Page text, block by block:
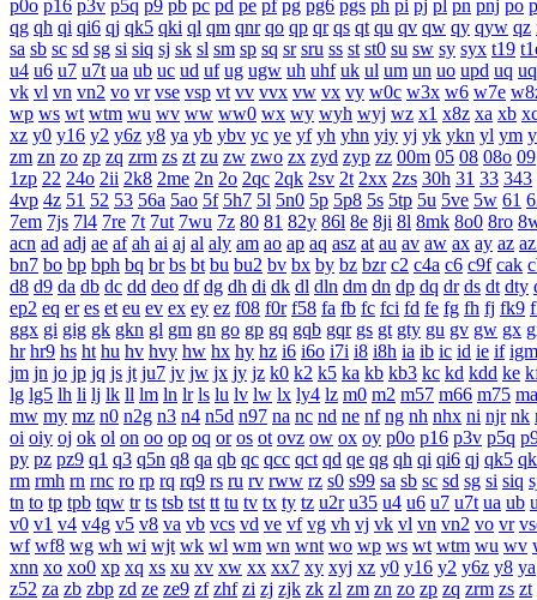
p0o p16 p3v p5q p9 pb pc pd pe pf pg pg6 pgs ph pi pj pl pn pnj po
qg qh qi qi6 qj qk5 qki ql qm qnr qo qp qr qs qt qu qv qw qy qyw qz
sa sb sc sd sg si siq sj sk sl sm sp sq sr sru ss st st0 su sw sy syx t19
u4 u6 u7 u7t ua ub uc ud uf ug ugw uh uhf uk ul um un uo upd uq
vk vl vn vn2 vo vr vse vsp vt vv vvx vw vx vy w0c w3x w6 w7e
wp ws wt wtm wu wv ww ww0 wx wy wyh wyj wz x1 x8z xa xb
xz y0 y16 y2 y6z y8 ya yb ybv yc ye yf yh yhn yiy yj yk ykn yl ym
zm zn zo zp zq zrm zs zt zu zw zwo zx zyd zyp zz 00m 05 08 08o 09
1zp 22 24o 2ii 2k8 2me 2n 2o 2qc 2qk 2sv 2t 2xx 2zs 30h 31 33 343
4vp 4z 51 52 53 56a 5ao 5f 5h7 5l 5n0 5p 5p8 5s 5tp 5u 5ve 5w 61
7em 7js 7l4 7re 7t 7ut 7wu 7z 80 81 82y 86l 8e 8ji 8l 8mk 8o0 8ro
acn ad adj ae af ah ai aj al aly am ao ap aq asz at au av aw ax ay az
bn7 bo bp bph bq br bs bt bu bu2 bv bx by bz bzr c2 c4a c6 c9f cak
d8 d9 da db dc dd deo df dg dh di dk dl dln dm dn dp dq dr ds dt dty
ep2 eq er es et eu ev ex ey ez f08 f0r f58 fa fb fc fci fd fe fg fh fj fk9
ggx gi gig gk gkn gl gm gn go gp gq gqb gqr gs gt gty gu gv gw gx
hr hr9 hs ht hu hv hvy hw hx hy hz i6 i6o i7i i8 i8h ia ib ic id ie if igm
jm jn jo jp jq js jt ju7 jv jw jx jy jz k0 k2 k5 ka kb kb3 kc kd kdd ke
lg lg5 lh li lj lk ll lm ln lr ls lu lv lw lx ly4 lz m0 m2 m57 m66 m75 ma
mw my mz n0 n2g n3 n4 n5d n97 na nc nd ne nf ng nh nhx ni njr nk
oi oiy oj ok ol on oo op oq or os ot ovz ow ox oy p0o p16 p3v p5q
py pz pz9 q1 q3 q5n q8 qa qb qc qcc qct qd qe qg qh qi qi6 qj qk5
rm rmh rn rnc ro rp rq rq9 rs ru rv rww rz s0 s99 sa sb sc sd sg si siq
tn to tp tpb tqw tr ts tsb tst tt tu tv tx ty tz u2r u35 u4 u6 u7 u7t ua ub
v0 v1 v4 v4g v5 v8 va vb vcs vd ve vf vg vh vj vk vl vn vn2 vo vr
wf wf8 wg wh wi wjt wk wl wm wn wnt wo wp ws wt wtm wu wv
xnn xo xo0 xp xq xs xu xv xw xx xx7 xy xyj xz y0 y16 y2 y6z y8 ya
z52 za zb zbp zd ze ze9 zf zhf zi zj zjk zk zl zm zn zo zp zq zrm zs zt